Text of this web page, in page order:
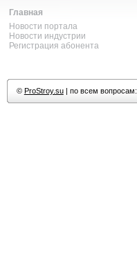
Главная
Новости портала
Новости индустрии
Регистрация абонента
© ProStroy.su| по всем вопросам: